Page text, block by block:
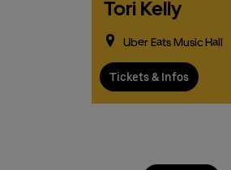
Tori Kelly
Uber Eats Music Hall
Tickets & Infos